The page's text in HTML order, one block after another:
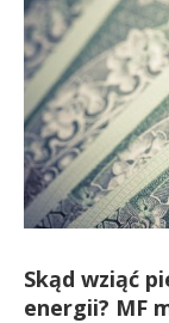
Skąd wziąć
energii? MF